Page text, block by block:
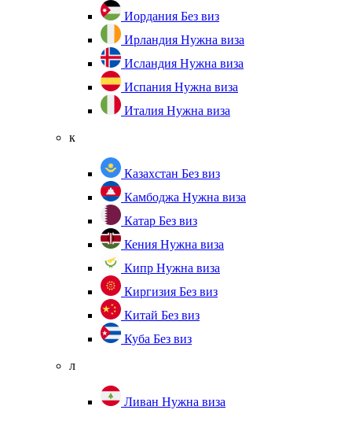
Иордания Без виз
Ирландия Нужна виза
Исландия Нужна виза
Испания Нужна виза
Италия Нужна виза
к
Казахстан Без виз
Камбоджа Нужна виза
Катар Без виз
Кения Нужна виза
Кипр Нужна виза
Киргизия Без виз
Китай Без виз
Куба Без виз
л
Ливан Нужна виза